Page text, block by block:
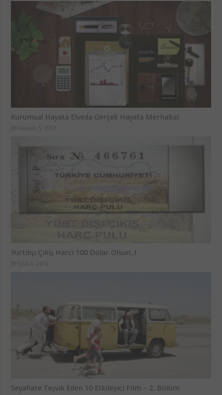
Kurumsal Hayata Elveda Gerçek Hayata Merhaba!
Haziran 5, 2017
Yurtdışı Çıkış Harcı 100 Dolar Olsun..!
Eylül 6, 2016
Seyahate Teşvik Eden 10 Etkileyici Film – 2. Bölüm